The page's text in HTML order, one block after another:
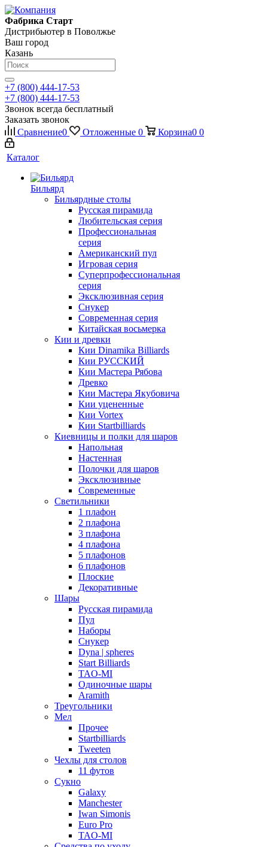
Фабрика Старт
Дистрибьютер в Поволжье
Ваш город
Казань
+7 (800) 444-17-53
+7 (800) 444-17-53
Звонок всегда бесплатный
Заказать звонок
Сравнение0 Отложенные 0 Корзина0 0
Каталог
Бильярд
Бильярдные столы
Русская пирамида
Любительская серия
Профессиональная
серия
Американский пул
Игровая серия
Суперпрофессиональная
серия
Эксклюзивная серия
Снукер
Современная серия
Китайская восьмерка
Кии и древки
Кии Dinamika Billiards
Кии РУССКИЙ
Кии Мастера Рябова
Древко
Кии Мастера Якубовича
Кии уцененные
Кии Vortex
Кии Startbilliards
Киевницы и полки для шаров
Напольная
Настенная
Полочки для шаров
Эксклюзивные
Современные
Светильники
1 плафон
2 плафона
3 плафона
4 плафона
5 плафонов
6 плафонов
Плоские
Декоративные
Шары
Русская пирамида
Пул
Наборы
Снукер
Dyna | spheres
Start Billiards
TAO-MI
Одиночные шары
Aramith
Треугольники
Мел
Прочее
Startbilliards
Tweeten
Чехлы для столов
11 футов
Сукно
Galaxy
Manchester
Iwan Simonis
Euro Pro
TAO-MI